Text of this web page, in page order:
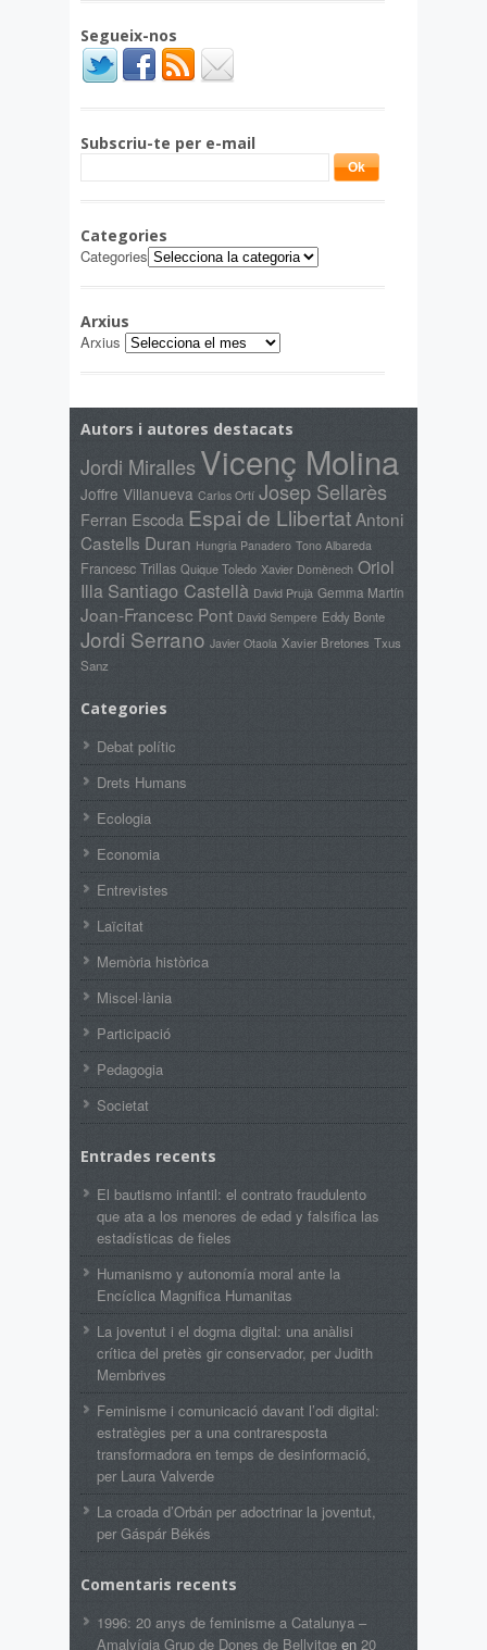
Segueix-nos
Subscriu-te per e-mail
Categories
Categories
Arxius
Arxius
Autors i autores destacats
Jordi MirallesVicenç Molina
Joffre Villanueva Carlos Ortí Josep Sellarès
Ferran Escoda Espai de LlibertatAntoni
Castells Duran Hungria Panadero Tono Albareda
Francesc Trillas Quique Toledo Xavier Domènech Oriol
Illa Santiago Castellà David Prujà Gemma Martín
Joan-Francesc Pont David Sempere Eddy Bonte
Jordi Serrano Javier Otaola Xavier Bretones Txus
Sanz
Categories
Debat polític
Drets Humans
Ecologia
Economia
Entrevistes
Laïcitat
Memòria històrica
Miscel·lània
Participació
Pedagogia
Societat
Entrades recents
El bautismo infantil: el contrato fraudulento
que ata a los menores de edad y falsifica las
estadísticas de fieles
Humanismo y autonomía moral ante la
Encíclica Magnifica Humanitas
La joventut i el dogma digital: una anàlisi
crítica del pretès gir conservador, per Judith
Membrives
Feminisme i comunicació davant l’odi digital:
estratègies per a una contraresposta
transformadora en temps de desinformació,
per Laura Valverde
La croada d’Orbán per adoctrinar la joventut,
per Gáspár Békés
Comentaris recents
1996: 20 anys de feminisme a Catalunya –
Amalvígia Grup de Dones de Bellvitge en 20